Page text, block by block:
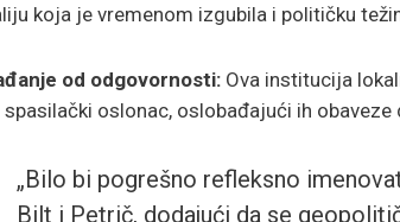
koja je vremenom izgubila i političku
od odgovornosti: Ova institucija
spasilački oslonac, oslobađajući ih
„Bilo bi pogrešno refleksno
Bilt i Petrič, dodajući da se